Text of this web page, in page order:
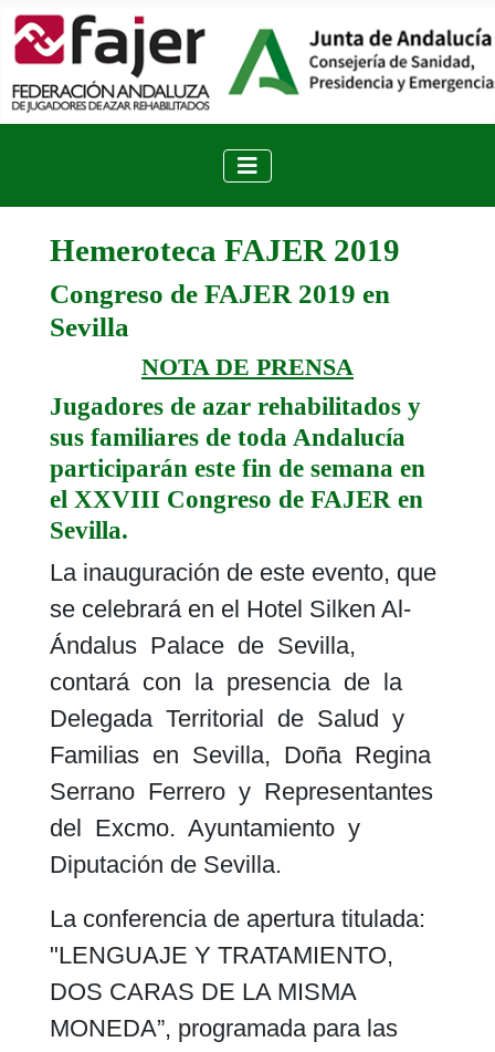
Hemeroteca FAJER 2019
Congreso de FAJER 2019 en
Sevilla
NOTA DE PRENSA
Jugadores de azar rehabilitados y
sus familiares de toda Andalucía
participarán este fin de semana en
el XXVIII Congreso de FAJER en
Sevilla.
La inauguración de este evento, que
se celebrará en el Hotel Silken Al-
Ándalus Palace de Sevilla,
contará con la presencia de la
Delegada Territorial de Salud y
Familias en Sevilla, Doña Regina
Serrano Ferrero y Representantes
del Excmo. Ayuntamiento y
Diputación de Sevilla.
La conferencia de apertura titulada:
"LENGUAJE Y TRATAMIENTO,
DOS CARAS DE LA MISMA
MONEDA”, programada para las